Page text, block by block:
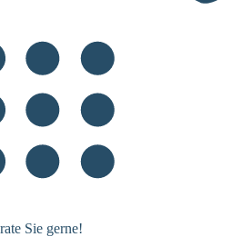
Sie gerne!